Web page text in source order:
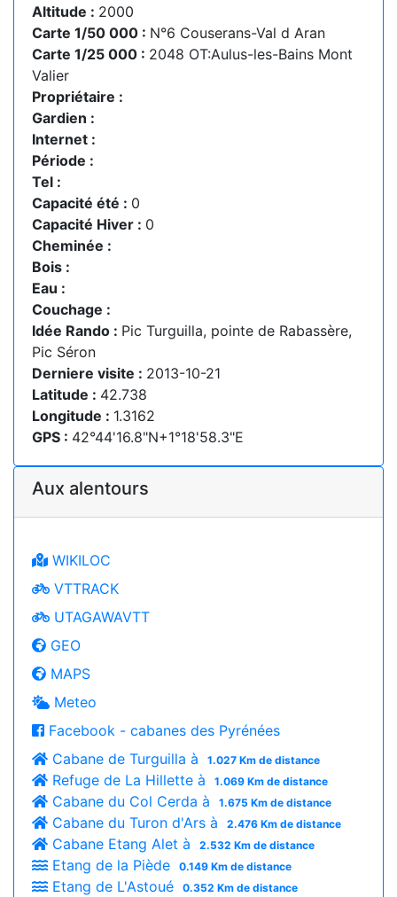
Altitude : 2000
Carte 1/50 000 : N°6 Couserans-Val d Aran
Carte 1/25 000 : 2048 OT:Aulus-les-Bains Mont
Valier
Propriétaire :
Gardien :
Internet :
Période :
Tel :
Capacité été : 0
Capacité Hiver : 0
Cheminée :
Bois :
Eau :
Couchage :
Idée Rando : Pic Turguilla, pointe de Rabassère,
Pic Séron
Derniere visite : 2013-10-21
Latitude : 42.738
Longitude : 1.3162
GPS : 42°44'16.8"N+1°18'58.3"E
Aux alentours
WIKILOC
VTTRACK
UTAGAWAVTT
GEO
MAPS
Meteo
Facebook - cabanes des Pyrénées
Cabane de Turguilla à
1.027 Km de distance
Refuge de La Hillette à 1.069 Km de distance
Cabane du Col Cerda à 1.675 Km de distance
Cabane du Turon d'Ars à 2.476 Km de distance
Cabane Etang Alet à 2.532 Km de distance
Etang de la Piède 0.149 Km de distance
Etang de L'Astoué 0.352 Km de distance